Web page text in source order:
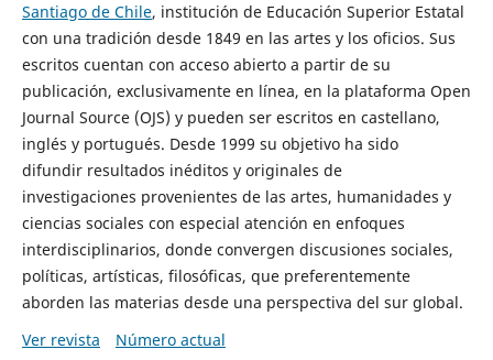
Santiago de Chile, institución de Educación Superior Estatal
con una tradición desde 1849 en las artes y los oficios. Sus
escritos cuentan con acceso abierto a partir de su
publicación, exclusivamente en línea, en la plataforma Open
Journal Source (OJS) y pueden ser escritos en castellano,
inglés y portugués. Desde 1999 su objetivo ha sido
difundir resultados inéditos y originales de
investigaciones provenientes de las artes, humanidades y
ciencias sociales con especial atención en enfoques
interdisciplinarios, donde convergen discusiones sociales,
políticas, artísticas, filosóficas, que preferentemente
aborden las materias desde una perspectiva del sur global.
Ver revista
Número actual